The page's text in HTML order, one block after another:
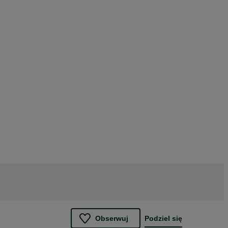
Obserwuj Podziel się